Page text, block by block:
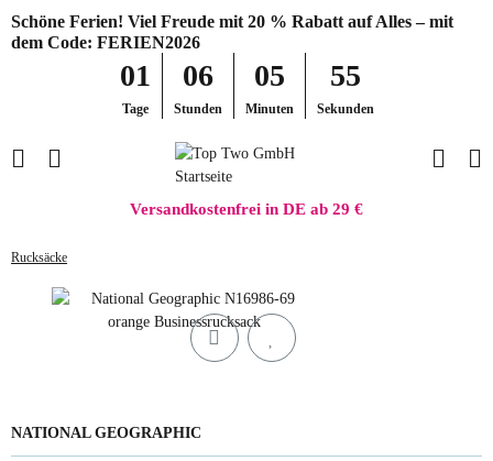
Schöne Ferien! Viel Freude mit 20 % Rabatt auf Alles – mit
dem Code: FERIEN2026
01
Tage
06
Stunden
05
Minuten
55
Sekunden
Versandkostenfrei in DE ab 29 €
Rucksäcke
NATIONAL GEOGRAPHIC